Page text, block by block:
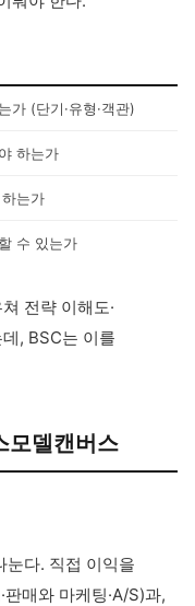
가 (단기·유형·객관)
하는가
는가
수 있는가
전략 이해도·
, BSC는 이를
모델캔버스
눈다. 직접 이익을
판매와 마케팅·A/S)과,